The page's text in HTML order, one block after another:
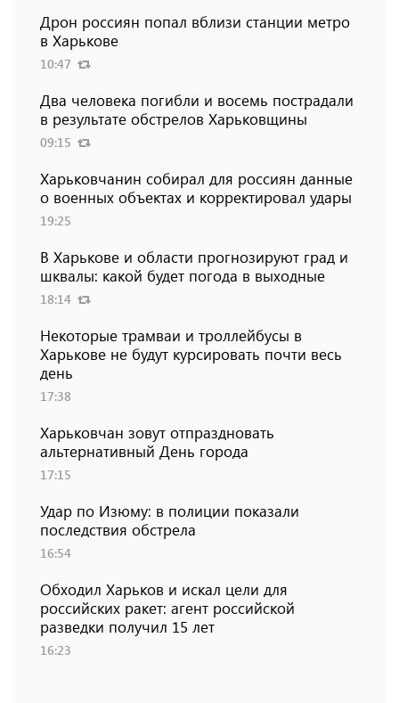
Дрон россиян попал вблизи станции метро
в Харькове
10:47
Два человека погибли и восемь пострадали
в результате обстрелов Харьковщины
09:15
Харьковчанин собирал для россиян данные
о военных объектах и ​​корректировал удары
19:25
В Харькове и области прогнозируют град и
шквалы: какой будет погода в выходные
18:14
Некоторые трамваи и троллейбусы в
Харькове не будут курсировать почти весь
день
17:38
Харьковчан зовут отпраздновать
альтернативный День города
17:15
Удар по Изюму: в полиции показали
последствия обстрела
16:54
Обходил Харьков и искал цели для
российских ракет: агент российской
разведки получил 15 лет
16:23